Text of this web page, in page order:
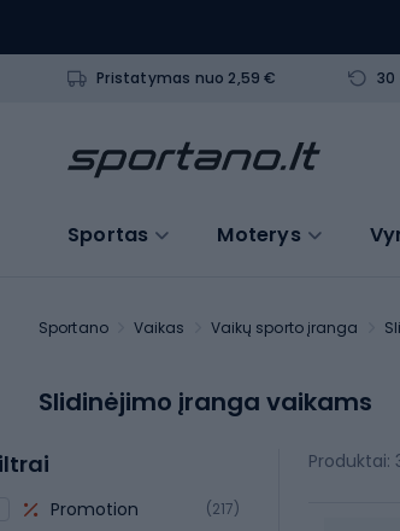
Pristatymas nuo 2,59 € 30
Sportas Moterys
Sportano Vaikas Vaikų sporto įranga
Slidinėjimo įranga vaikams
Promotion (217)
Produktai: